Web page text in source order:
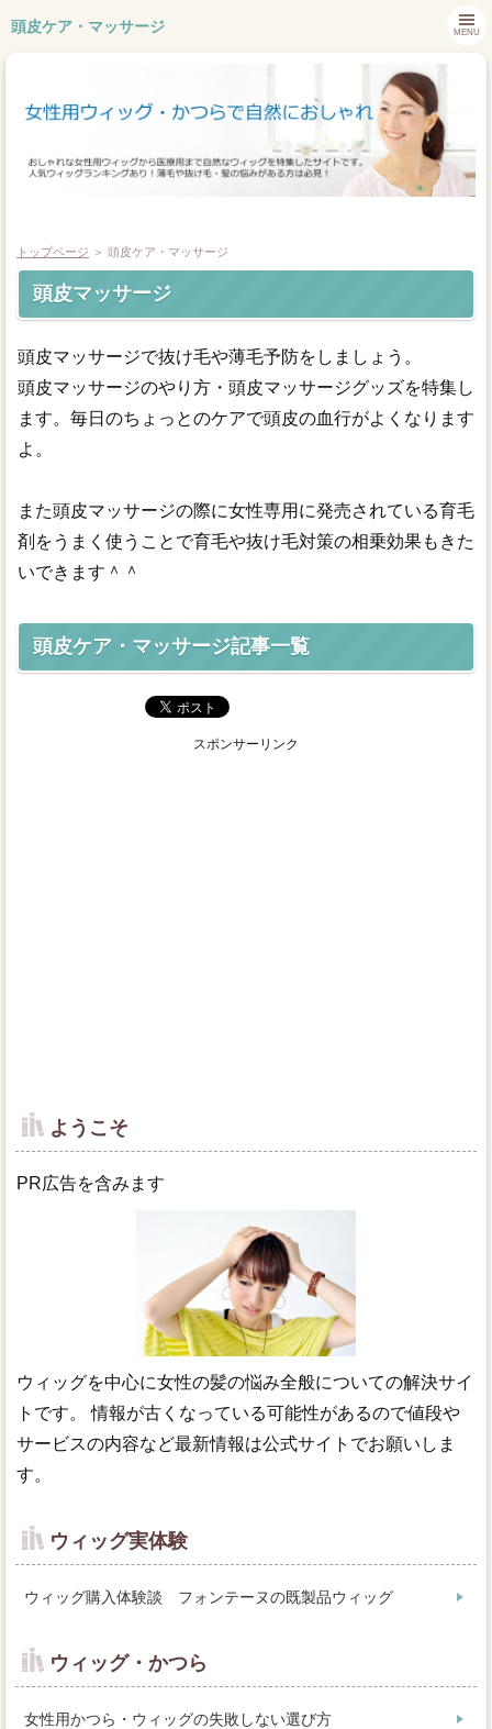
頭皮ケア・マッサージ MENU
ウィッグメーカー
おしゃれウィッグ
ウィッグ人気ランキング
トップページ ＞ 頭皮ケア・マッサージ
頭皮マッサージ
頭皮マッサージで抜け毛や薄毛予防をしましょう。
頭皮マッサージのやり方・頭皮マッサージグッズを特集し
ます。毎日のちょっとのケアで頭皮の血行がよくなります
よ。
また頭皮マッサージの際に女性専用に発売されている育毛
剤をうまく使うことで育毛や抜け毛対策の相乗効果もきた
いできます＾＾
頭皮ケア・マッサージ記事一覧
スポンサーリンク
ようこそ
PR広告を含みます
ウィッグを中心に女性の髪の悩み全般についての解決サイ
トです。 情報が古くなっている可能性があるので値段や
サービスの内容など最新情報は公式サイトでお願いしま
す。
ウィッグ実体験
ウィッグ購入体験談 フォンテーヌの既製品ウィッグ
ウィッグ・かつら
女性用かつら・ウィッグの失敗しない選び方